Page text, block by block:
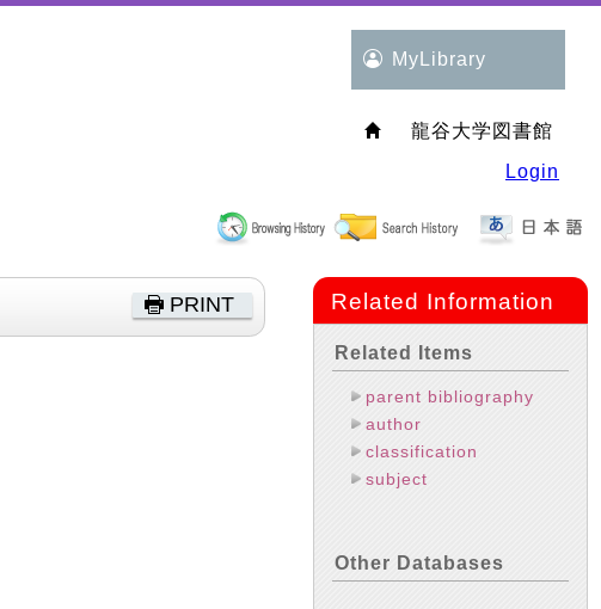
MyLibrary
龍谷大学図書館
Login
PRINT Related Information
Related Items
parent bibliography
author
classification
subject
Other Databases